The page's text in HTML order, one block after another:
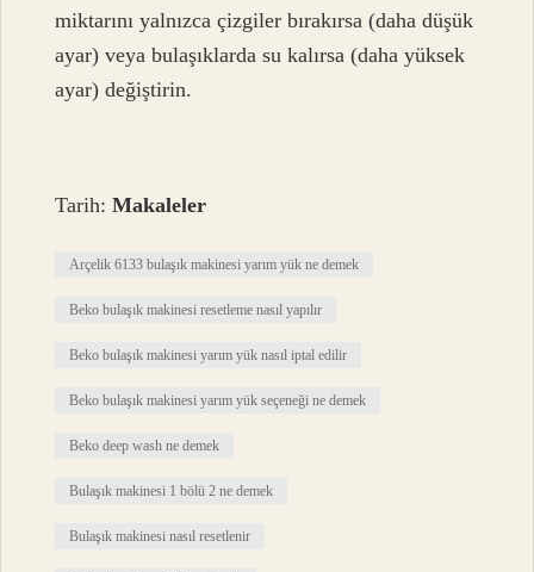
miktarını yalnızca çizgiler bırakırsa (daha düşük
ayar) veya bulaşıklarda su kalırsa (daha yüksek
ayar) değiştirin.
Tarih:Makaleler
Arçelik 6133 bulaşık makinesi yarım yük ne demek
Beko bulaşık makinesi resetleme nasıl yapılır
Beko bulaşık makinesi yarım yük nasıl iptal edilir
Beko bulaşık makinesi yarım yük seçeneği ne demek
Beko deep wash ne demek
Bulaşık makinesi 1 bölü 2 ne demek
Bulaşık makinesi nasıl resetlenir